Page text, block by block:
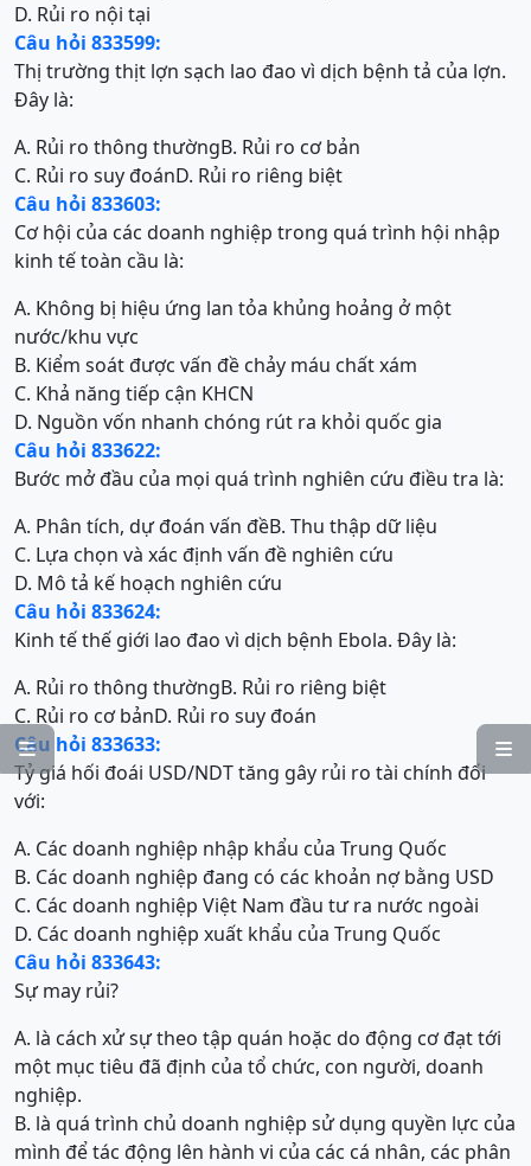


D. Rủi ro nội tại
Câu hỏi 833599:
Thị trường thịt lợn sạch lao đao vì dịch bệnh tả của lợn.
Đây là:
A. Rủi ro thông thườngB. Rủi ro cơ bản
C. Rủi ro suy đoánD. Rủi ro riêng biệt
Câu hỏi 833603:
Cơ hội của các doanh nghiệp trong quá trình hội nhập
kinh tế toàn cầu là:
A. Không bị hiệu ứng lan tỏa khủng hoảng ở một
nước/khu vực
B. Kiểm soát được vấn đề chảy máu chất xám
C. Khả năng tiếp cận KHCN
D. Nguồn vốn nhanh chóng rút ra khỏi quốc gia
Câu hỏi 833622:
Bước mở đầu của mọi quá trình nghiên cứu điều tra là:
A. Phân tích, dự đoán vấn đềB. Thu thập dữ liệu
C. Lựa chọn và xác định vấn đề nghiên cứu
D. Mô tả kế hoạch nghiên cứu
Câu hỏi 833624:
Kinh tế thế giới lao đao vì dịch bệnh Ebola. Đây là:
A. Rủi ro thông thườngB. Rủi ro riêng biệt
C. Rủi ro cơ bảnD. Rủi ro suy đoán
Câu hỏi 833633:
Tỷ giá hối đoái USD/NDT tăng gây rủi ro tài chính đối
với:
A. Các doanh nghiệp nhập khẩu của Trung Quốc
B. Các doanh nghiệp đang có các khoản nợ bằng USD
C. Các doanh nghiệp Việt Nam đầu tư ra nước ngoài
D. Các doanh nghiệp xuất khẩu của Trung Quốc
Câu hỏi 833643:
Sự may rủi?
A. là cách xử sự theo tập quán hoặc do động cơ đạt tới
một mục tiêu đã định của tổ chức, con người, doanh
nghiệp.
B. là quá trình chủ doanh nghiệp sử dụng quyền lực của
mình để tác động lên hành vi của các cá nhân, các phân